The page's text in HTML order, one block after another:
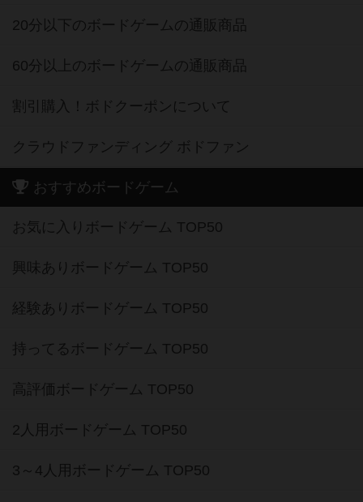
20分以下のボードゲームの通販商品
60分以上のボードゲームの通販商品
割引購入！ボドクーポンについて
クラウドファンディング ボドファン
おすすめボードゲーム
お気に入りボードゲーム TOP50
興味ありボードゲーム TOP50
経験ありボードゲーム TOP50
持ってるボードゲーム TOP50
高評価ボードゲーム TOP50
2人用ボードゲーム TOP50
3～4人用ボードゲーム TOP50